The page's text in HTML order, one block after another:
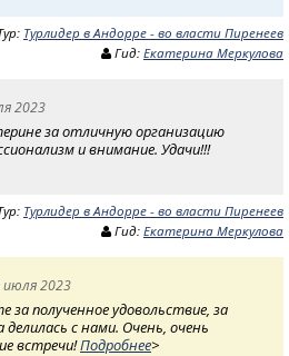
Турлидер в Андорре - во власти Пиренеев
Гид: Екатерина Меркулова
2023
за отличную организацию
и внимание. Удачи!!!
Турлидер в Андорре - во власти Пиренеев
Гид: Екатерина Меркулова
июля 2023
за полученное удовольствие, за
с нами. Очень, очень
встречи!Подробнее>